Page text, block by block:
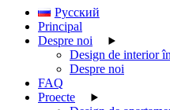
Русский
Principal
Despre noi
Design de interior
Despre noi
FAQ
Proecte